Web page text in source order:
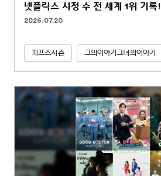
넷플릭스 시청 수 전 세계 1위 기록!
2026.07.20
피프스시즌 그의이야기그녀의이야기